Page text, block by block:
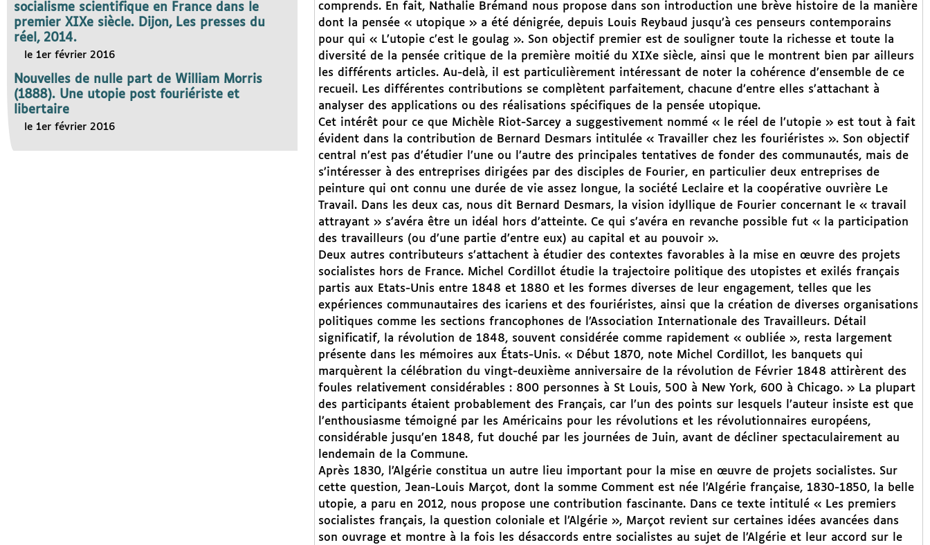
comprends. En fait, Nathalie Brémand nous propose dans son introduction une brève histoire de la manière
dont la pensée « utopique » a été dénigrée, depuis Louis Reybaud jusqu’à ces penseurs contemporains
pour qui « L’utopie c’est le goulag ». Son objectif premier est de souligner toute la richesse et toute la
diversité de la pensée critique de la première moitié du XIXe siècle, ainsi que le montrent bien par ailleurs
les différents articles. Au-delà, il est particulièrement intéressant de noter la cohérence d’ensemble de ce
recueil. Les différentes contributions se complètent parfaitement, chacune d’entre elles s’attachant à
analyser des applications ou des réalisations spécifiques de la pensée utopique.
Cet intérêt pour ce que Michèle Riot-Sarcey a suggestivement nommé « le réel de l’utopie » est tout à fait
évident dans la contribution de Bernard Desmars intitulée « Travailler chez les fouriéristes ». Son objectif
central n’est pas d’étudier l’une ou l’autre des principales tentatives de fonder des communautés, mais de
s’intéresser à des entreprises dirigées par des disciples de Fourier, en particulier deux entreprises de
peinture qui ont connu une durée de vie assez longue, la société Leclaire et la coopérative ouvrière Le
Travail. Dans les deux cas, nous dit Bernard Desmars, la vision idyllique de Fourier concernant le « travail
attrayant » s’avéra être un idéal hors d’atteinte. Ce qui s’avéra en revanche possible fut « la participation
des travailleurs (ou d’une partie d’entre eux) au capital et au pouvoir ».
Deux autres contributeurs s’attachent à étudier des contextes favorables à la mise en œuvre des projets
socialistes hors de France. Michel Cordillot étudie la trajectoire politique des utopistes et exilés français
partis aux Etats-Unis entre 1848 et 1880 et les formes diverses de leur engagement, telles que les
expériences communautaires des icariens et des fouriéristes, ainsi que la création de diverses organisations
politiques comme les sections francophones de l’Association Internationale des Travailleurs. Détail
significatif, la révolution de 1848, souvent considérée comme rapidement « oubliée », resta largement
présente dans les mémoires aux États-Unis. « Début 1870, note Michel Cordillot, les banquets qui
marquèrent la célébration du vingt-deuxième anniversaire de la révolution de Février 1848 attirèrent des
foules relativement considérables : 800 personnes à St Louis, 500 à New York, 600 à Chicago. » La plupart
des participants étaient probablement des Français, car l’un des points sur lesquels l’auteur insiste est que
l’enthousiasme témoigné par les Américains pour les révolutions et les révolutionnaires européens,
considérable jusqu’en 1848, fut douché par les journées de Juin, avant de décliner spectaculairement au
lendemain de la Commune.
Après 1830, l’Algérie constitua un autre lieu important pour la mise en œuvre de projets socialistes. Sur
cette question, Jean-Louis Marçot, dont la somme Comment est née l’Algérie française, 1830-1850, la belle
utopie, a paru en 2012, nous propose une contribution fascinante. Dans ce texte intitulé « Les premiers
socialistes français, la question coloniale et l’Algérie », Marçot revient sur certaines idées avancées dans
son ouvrage et montre à la fois les désaccords entre socialistes au sujet de l’Algérie et leur accord sur le
socialisme scientifique en France dans le
premier XIXe siècle. Dijon, Les presses du
réel, 2014.
le 1er février 2016
Nouvelles de nulle part de William Morris
(1888). Une utopie post fouriériste et
libertaire
le 1er février 2016